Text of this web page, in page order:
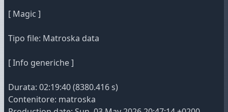
[ Magic ]
Tipo file: Matroska data
[ Info generiche ]
Durata: 02:19:40 (8380.416 s)
Contenitore: matroska